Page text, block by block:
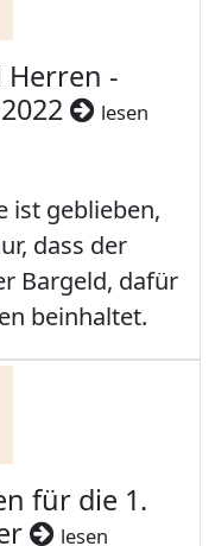
Herren -
lesen
ist geblieben,
dass der
Bargeld, dafür
beinhaltet.
für die 1.
lesen